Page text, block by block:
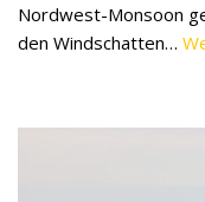
Nordwest-Monsoon
den Windschatten…